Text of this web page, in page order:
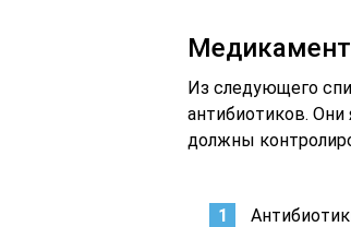
Из следующего
антибиотиков.
должны